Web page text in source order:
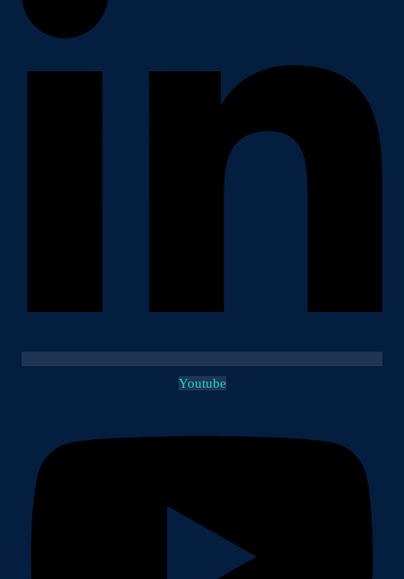
Youtube